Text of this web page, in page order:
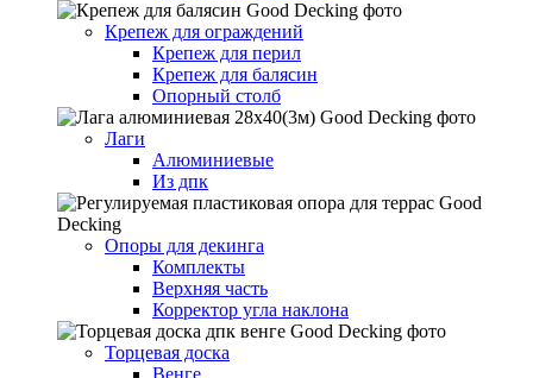
Крепеж для ограждений
Крепеж для перил
Крепеж для балясин
Опорный столб
Лаги
Алюминиевые
Из дпк
Опоры для декинга
Комплекты
Верхняя часть
Корректор угла наклона
Торцевая доска
Венге